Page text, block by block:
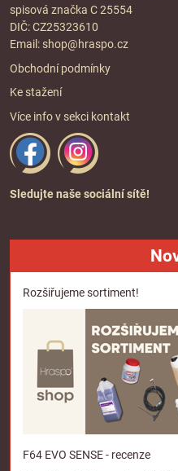
spisová značka C 25554
DIČ: CZ25323610
Email: shop@hraspo.cz
Obchodní podmínky
Ke stažení
Více info v sekci kontakt
Sledujte naše sociální sítě!
Rozšiřujeme sortiment!
F64 EVO SENSE - recenze